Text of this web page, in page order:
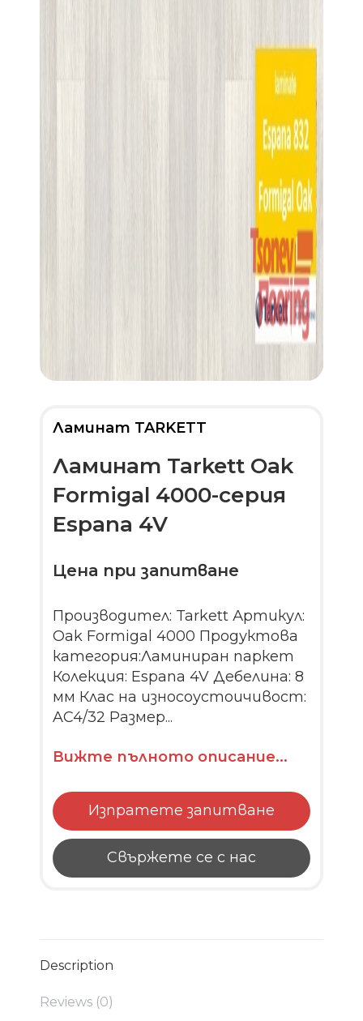
Ламинат TARKETT
Ламинат Tarkett Oak
Formigal 4000-серия
Espana 4V
Цена при запитване
Производител: Tarkett Артикул:
Oak Formigal 4000 Продуктова
категория:Ламиниран паркет
Колекция: Espana 4V Дебелина: 8
мм Клас на износоустоичивост:
AC4/32 Размер...
Вижте пълното описание...
Изпратете запитване
Свържете се с нас
Description
Reviews (0)